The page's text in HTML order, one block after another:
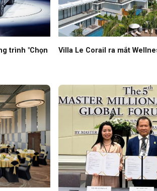
trình "Chọn
Villa Le Corail ra mắt